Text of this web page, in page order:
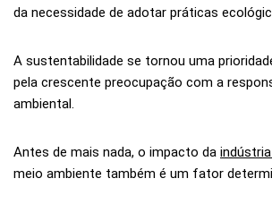
da necessidade de adotar práticas
A sustentabilidade se tornou uma
pela crescente preocupação com a
ambiental.
Antes de mais nada, o impacto da
meio ambiente também é um fator